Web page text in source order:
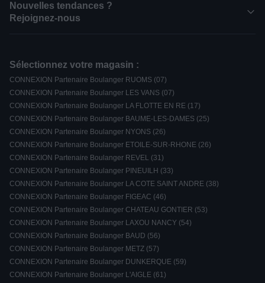
Nouvelles tendances ?
Rejoignez-nous
Sélectionnez votre magasin :
CONNEXION Partenaire Boulanger RUOMS (07)
CONNEXION Partenaire Boulanger LES VANS (07)
CONNEXION Partenaire Boulanger LA FLOTTE EN RE (17)
CONNEXION Partenaire Boulanger BAUME-LES-DAMES (25)
CONNEXION Partenaire Boulanger NYONS (26)
CONNEXION Partenaire Boulanger ETOILE-SUR-RHONE (26)
CONNEXION Partenaire Boulanger REVEL (31)
CONNEXION Partenaire Boulanger PINEUILH (33)
CONNEXION Partenaire Boulanger LA COTE SAINT ANDRE (38)
CONNEXION Partenaire Boulanger FIGEAC (46)
CONNEXION Partenaire Boulanger CHATEAU GONTIER (53)
CONNEXION Partenaire Boulanger LAXOU NANCY (54)
CONNEXION Partenaire Boulanger BAUD (56)
CONNEXION Partenaire Boulanger METZ (57)
CONNEXION Partenaire Boulanger DUNKERQUE (59)
CONNEXION Partenaire Boulanger L'AIGLE (61)